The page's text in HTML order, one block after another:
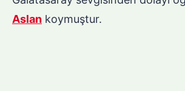
Aslan koymuştur.